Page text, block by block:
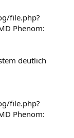
file.php?
Phenom:
deutlich
file.php?
Phenom: